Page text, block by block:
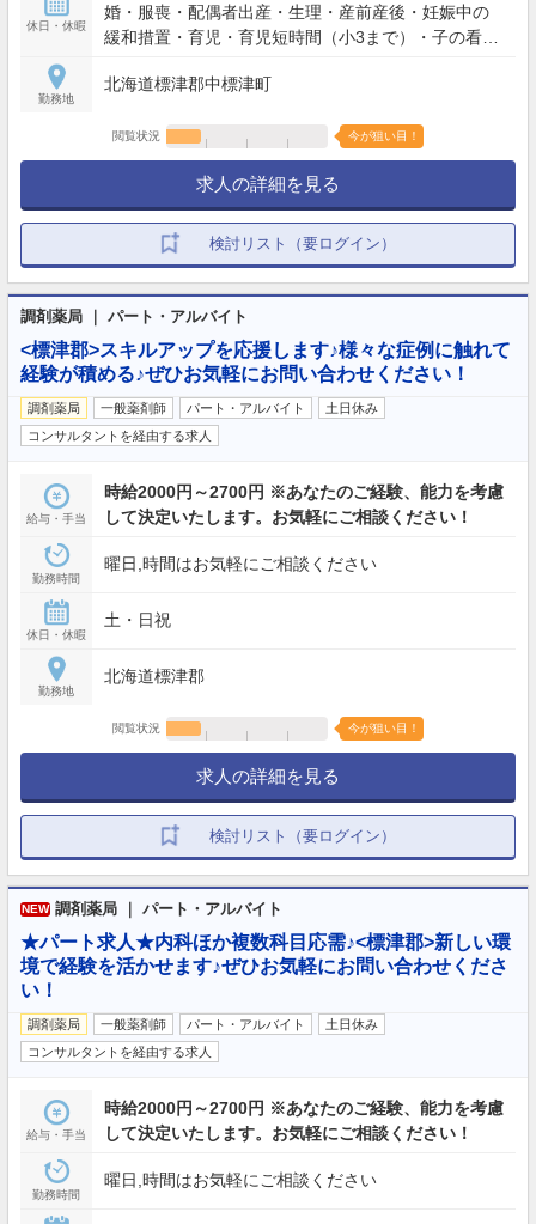
休日・休暇
婚・服喪・配偶者出産・生理・産前産後・妊娠中の
緩和措置・育児・育児短時間（小3まで）・子の看
勤務地
北海道標津郡中標津町
閲覧状況 今が狙い目！
求人の詳細を見る
検討リスト（要ログイン）
調剤薬局 ｜ パート・アルバイト
<標津郡>スキルアップを応援します♪様々な症例に触れて
経験が積める♪ぜひお気軽にお問い合わせください！
調剤薬局 一般薬剤師 パート・アルバイト
土日休み
コンサルタントを経由する求人
給与・手当
時給2000円～2700円 ※あなたのご経験、能力を考慮
して決定いたします。お気軽にご相談ください！
勤務時間
曜日,時間はお気軽にご相談ください
休日・休暇
土・日祝
勤務地
北海道標津郡
閲覧状況 今が狙い目！
求人の詳細を見る
検討リスト（要ログイン）
NEW 調剤薬局 ｜ パート・アルバイト
★パート求人★内科ほか複数科目応需♪<標津郡>新しい環
境で経験を活かせます♪ぜひお気軽にお問い合わせくださ
い！
調剤薬局 一般薬剤師 パート・アルバイト
土日休み
コンサルタントを経由する求人
給与・手当
時給2000円～2700円 ※あなたのご経験、能力を考慮
して決定いたします。お気軽にご相談ください！
勤務時間
曜日,時間はお気軽にご相談ください